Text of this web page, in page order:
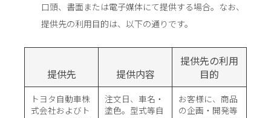
口頭、書面または電子媒体にて提供する場合。なお、
提供先の利用目的は、以下の通りです。
提供先 提供内容
提供先の利用
目的
トヨタ自動車株
式会社およびト
注文日、車名・
塗色。型式等自
お客様に、商品
の企画・開発等